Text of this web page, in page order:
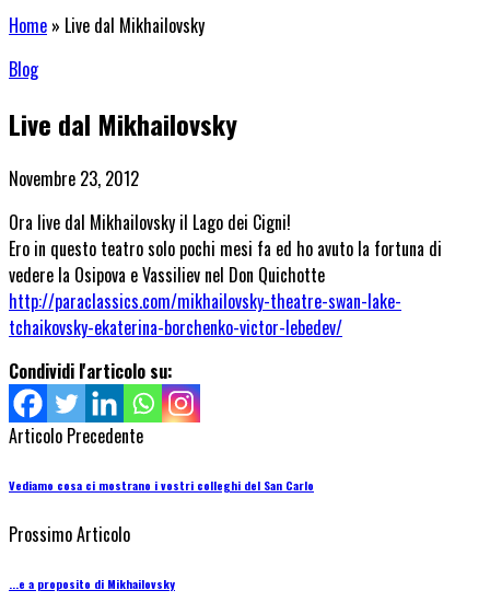
Home » Live dal Mikhailovsky
Blog
Live dal Mikhailovsky
Novembre 23, 2012
Ora live dal Mikhailovsky il Lago dei Cigni!
Ero in questo teatro solo pochi mesi fa ed ho avuto la fortuna di
vedere la Osipova e Vassiliev nel Don Quichotte
http://paraclassics.com/mikhailovsky-theatre-swan-lake-
tchaikovsky-ekaterina-borchenko-victor-lebedev/
Condividi l'articolo su:
Articolo Precedente
Vediamo cosa ci mostrano i vostri colleghi del San Carlo
Prossimo Articolo
...e a proposito di Mikhailovsky